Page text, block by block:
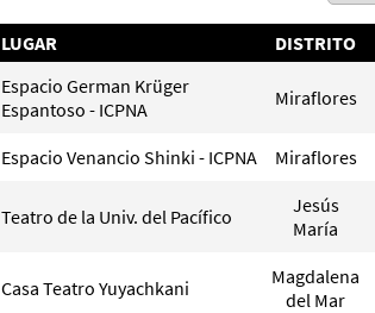
LUGAR DISTRITO
Espacio German Krüger
Espantoso - ICPNA
Miraflores
Espacio Venancio Shinki - ICPNA Miraflores
Teatro de la Univ. del Pacífico
Jesús
María
Casa Teatro Yuyachkani
Magdalena
del Mar